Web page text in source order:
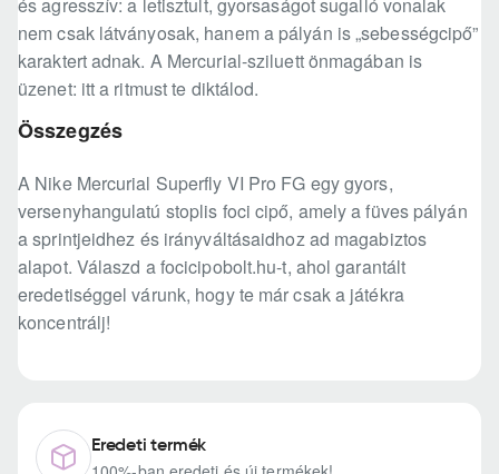
és agresszív: a letisztult, gyorsaságot sugalló vonalak
nem csak látványosak, hanem a pályán is „sebességcipő”
karaktert adnak. A Mercurial-sziluett önmagában is
üzenet: itt a ritmust te diktálod.
Összegzés
A Nike Mercurial Superfly VI Pro FG egy gyors,
versenyhangulatú stoplis foci cipő, amely a füves pályán
a sprintjeidhez és irányváltásaidhoz ad magabiztos
alapot. Válaszd a focicipobolt.hu-t, ahol garantált
eredetiséggel várunk, hogy te már csak a játékra
koncentrálj!
Eredeti termék